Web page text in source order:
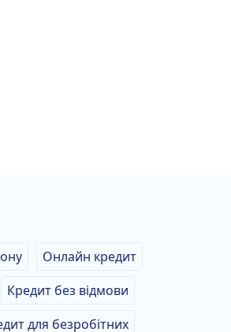
Онлайн кредит
Кредит без відмови
для безробітних